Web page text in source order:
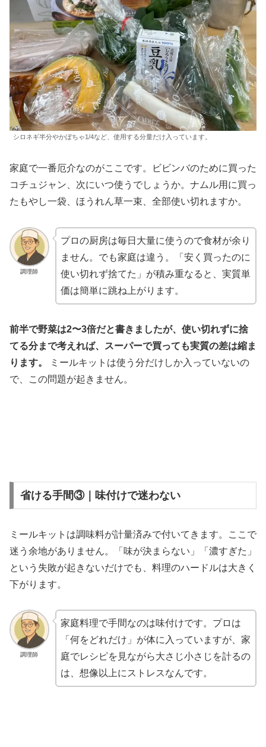
シロネギ半分やかぼちゃ1/4など、使用する分量だけ入っています。
家庭で一番厄介なのがここです。ビビンバのために買った
コチュジャン、次にいつ使うでしょうか。ナムル用に買っ
たもやし一袋、ほうれん草一束、全部使い切れますか。
調理師
プロの厨房は毎日大量に使うので食材が余り
ません。でも家庭は違う。「安く買ったのに
使い切れず捨てた」が積み重なると、実質単
価は簡単に跳ね上がります。
前半で野菜は2〜3倍だと書きましたが、使い切れずに捨
てる分まで考えれば、スーパーで買っても実質の差は縮ま
ります。
ミールキットは使う分だけしか入っていないの
で、この問題が起きません。
省ける手間③｜味付けで迷わない
ミールキットは調味料が計量済みで付いてきます。ここで
迷う余地がありません。「味が決まらない」「濃すぎた」
という失敗が起きないだけでも、料理のハードルは大きく
下がります。
調理師
家庭料理で手間なのは味付けです。プロは
「何をどれだけ」が体に入っていますが、家
庭でレシピを見ながら大さじ小さじを計るの
は、想像以上にストレスなんです。